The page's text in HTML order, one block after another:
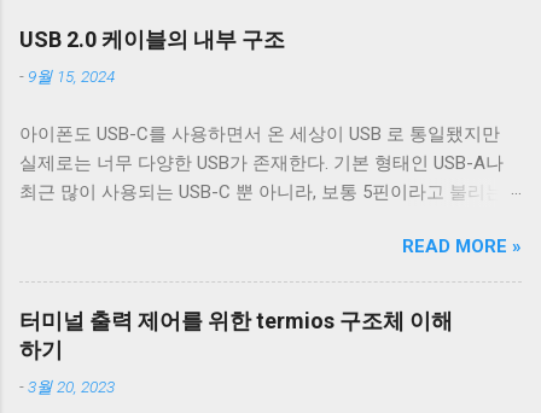
USB 2.0 케이블의 내부 구조
- 9월 15, 2024
아이폰도 USB-C를 사용하면서 온 세상이 USB 로 통일됐지만
실제로는 너무 다양한 USB가 존재한다. 기본 형태인 USB-A나
최근 많이 사용되는 USB-C 뿐 아니라, 보통 5핀이라고 불리는
컨넥터는 모양이 다르기 때문에 쉽게 구분할 수 있는데 케이블
은 답이 없다. 겉으로는 똑같아 보이는 케이블이라도 어떤 케이
블은 데이터 통신이 안 되고 어떤 케이블은 데이터 통신이 가능
하다. 이런 차이는 케이블 내부 구성에 따라 발생한다. 이번 글
에서는 USB 2.0 케이블의 내부를 통해 USB 케이블에 대해 자세
히 알아보겠다. Micro-B 케이블의 편조 차폐와 호일 차폐 위 사
READ MORE »
터미널 출력 제어를 위한 termios 구조체 이해
하기
-3월 20, 2023